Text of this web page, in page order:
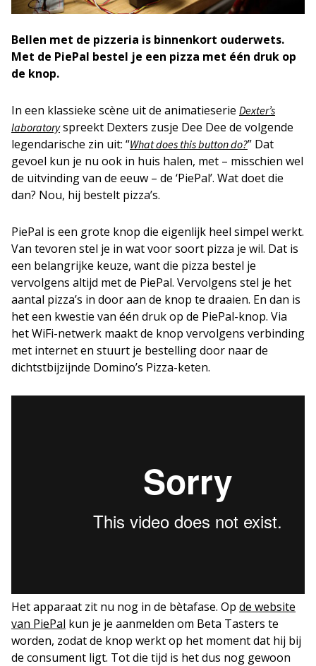
Bellen met de pizzeria is binnenkort ouderwets.
Met de PiePal bestel je een pizza met één druk op
de knop.
In een klassieke scène uit de animatieserie Dexter’s
laboratoryspreekt Dexters zusje Dee Dee de volgende
legendarische zin uit: “What does this button do?” Dat
gevoel kun je nu ook in huis halen, met – misschien wel
de uitvinding van de eeuw – de ‘PiePal’. Wat doet die
dan? Nou, hij bestelt pizza’s.
PiePal is een grote knop die eigenlijk heel simpel werkt.
Van tevoren stel je in wat voor soort pizza je wil. Dat is
een belangrijke keuze, want die pizza bestel je
vervolgens altijd met de PiePal. Vervolgens stel je het
aantal pizza’s in door aan de knop te draaien. En dan is
het een kwestie van één druk op de PiePal-knop. Via
het WiFi-netwerk maakt de knop vervolgens verbinding
met internet en stuurt je bestelling door naar de
dichtstbijzijnde Domino’s Pizza-keten.
Het apparaat zit nu nog in de bètafase. Op de website
van PiePal kun je je aanmelden om Beta Tasters te
worden, zodat de knop werkt op het moment dat hij bij
de consument ligt. Tot die tijd is het dus nog gewoon